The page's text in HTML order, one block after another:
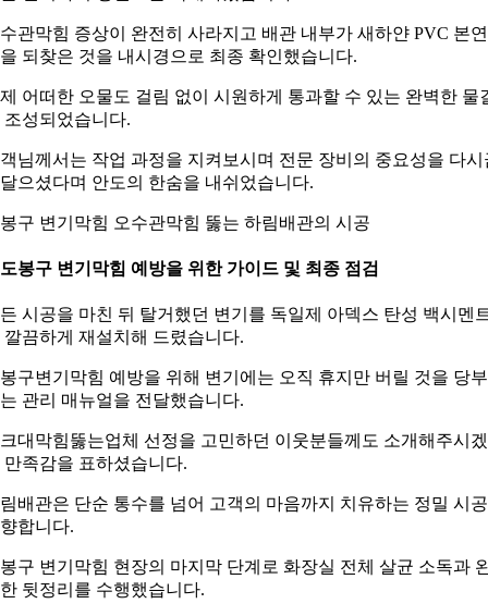
관막힘 증상이 완전히 사라지고 배관 내부가 새하얀 PVC 본
되찾은 것을 내시경으로 최종 확인했습니다.
어떠한 오물도 걸림 없이 시원하게 통과할 수 있는 완벽한 물
조성되었습니다.
님께서는 작업 과정을 지켜보시며 전문 장비의 중요성을 다시
으셨다며 안도의 한숨을 내쉬었습니다.
구 변기막힘 오수관막힘 뚫는 하림배관의 시공
봉구 변기막힘 예방을 위한 가이드 및 최종 점검
시공을 마친 뒤 탈거했던 변기를 독일제 아덱스 탄성 백시멘
깔끔하게 재설치해 드렸습니다.
구변기막힘 예방을 위해 변기에는 오직 휴지만 버릴 것을 당
관리 매뉴얼을 전달했습니다.
대막힘뚫는업체 선정을 고민하던 이웃분들께도 소개해주시
만족감을 표하셨습니다.
배관은 단순 통수를 넘어 고객의 마음까지 치유하는 정밀 시
합니다.
구 변기막힘 현장의 마지막 단계로 화장실 전체 살균 소독과
뒷정리를 수행했습니다.